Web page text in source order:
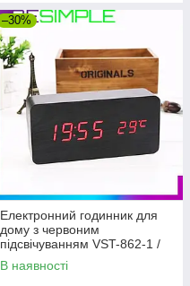
–30%
Електронний годинник для
дому з червоним
підсвічуванням VST-862-1 /
Годинник у вигляді
дерев'яного бруска /
В наявності